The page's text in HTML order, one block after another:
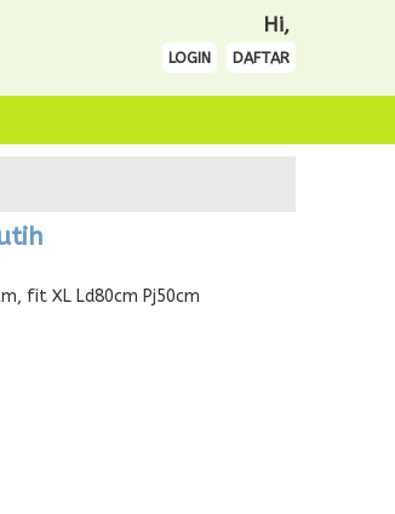
Hi,
LOGIN DAFTAR
fit XL Ld80cm Pj50cm